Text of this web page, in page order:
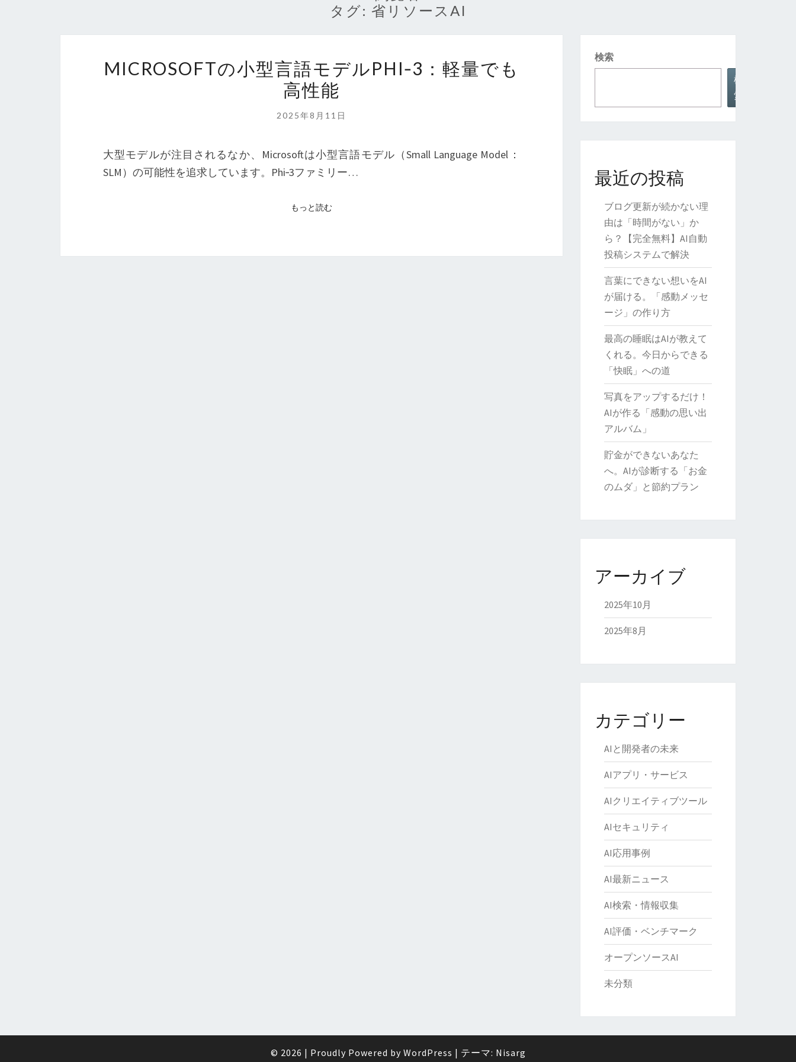
タグ: 省リソースAI
の
小
モ
デ
PHI‑3：
MICROSOFTの小型言語モデルPHI‑3：軽量でも
高性能
2025年8月11日
大型モデルが注目されるなか、Microsoftは小型言語モデル（Small Language Model：
SLM）の可能性を追求しています。Phi‑3ファミリー…
もっと読むもっと読む
検索
検
索
最近の投稿
ブログ更新が続かない理
由は「時間がない」か
ら？【完全無料】AI自動
投稿システムで解決
言葉にできない想いをAI
が届ける。「感動メッセ
ージ」の作り方
最高の睡眠はAIが教えて
くれる。今日からできる
「快眠」への道
写真をアップするだけ！
AIが作る「感動の思い出
アルバム」
貯金ができないあなた
へ。AIが診断する「お金
のムダ」と節約プラン
アーカイブ
2025年10月
2025年8月
カテゴリー
AIと開発者の未来
AIアプリ・サービス
AIクリエイティブツール
AIセキュリティ
AI応用事例
AI最新ニュース
AI検索・情報収集
AI評価・ベンチマーク
オープンソースAI
未分類
© 2026 | Proudly Powered by WordPress | テーマ: Nisarg